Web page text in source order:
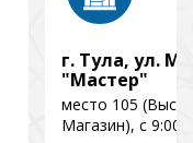
г. Тула, ул.
"Мастер"
место 105
Магазин), с 9:00